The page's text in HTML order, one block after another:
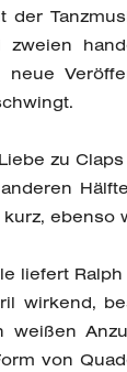
zweien
zu
ebenso
liefert
wirkend,
weißen
von